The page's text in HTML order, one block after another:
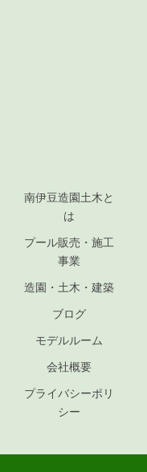
南伊豆造園土木と
は
プール販売・施工
事業
造園・土木・建築
ブログ
モデルルーム
会社概要
プライバシーポリ
シー